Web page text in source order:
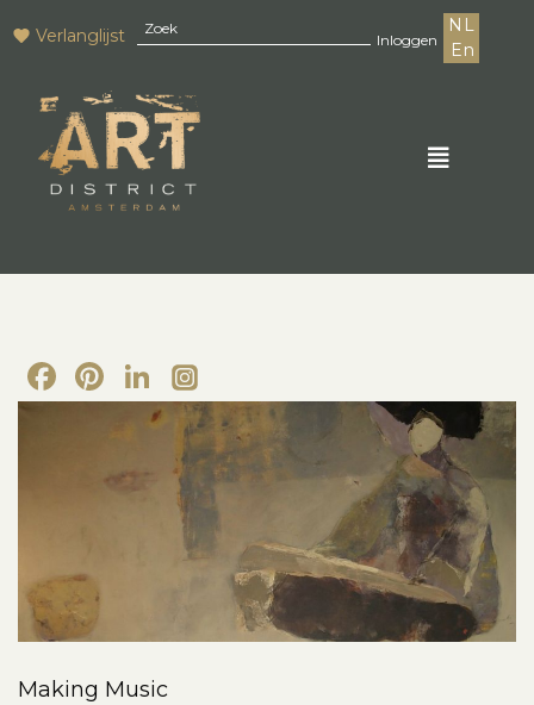
Verlanglijst Inloggen
NL
En
Facebook
Pinterest
LinkedIn
Making Music